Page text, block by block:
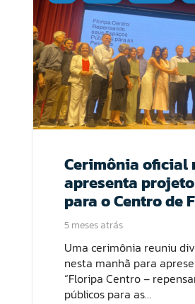
Cerimônia oficial
apresenta
para o Centro de
5 meses atrás
Uma cerimônia reuniu
nesta manhã para
“Floripa Centro –
públicos para as…